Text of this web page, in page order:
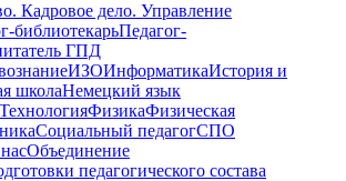
Кадровое дело. Управление
библиотекарьПедагог-
ГПД
ИЗОИнформатикаИстория и
школаНемецкий язык
ТехнологияФизикаФизическая
Социальный педагогСПО
Объединение
педагогического состава